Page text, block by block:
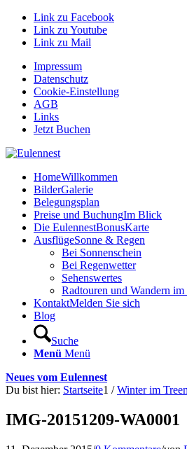
Link zu Facebook
Link zu Youtube
Link zu Mail
Impressum
Datenschutz
Cookie-Einstellung
AGB
Links
Jetzt Buchen
HomeWillkommen
BilderGalerie
Belegungsplan
Preise und BuchungIm Blick
Die EulennestBonusKarte
AusflügeSonne & Regen
Bei Sonnenschein
Bei Regenwetter
Sehenswertes
Radtouren und Wandern im
KontaktMelden Sie sich
Blog
Suche
Menü Menü
Neues vom Eulennest
Du bist hier: Startseite1 / Winter im
IMG-20151209-WA0001